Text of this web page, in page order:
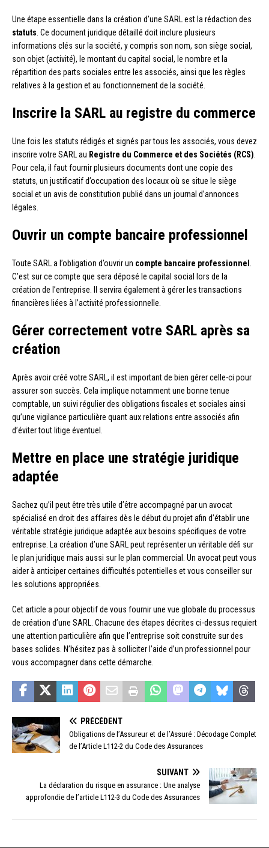
Une étape essentielle dans la création d’une SARL est la rédaction des
statuts . Ce document juridique détaillé doit inclure plusieurs
informations clés sur la société, y compris son nom, son siège social,
son objet (activité), le montant du capital social, le nombre et la
répartition des parts sociales entre les associés, ainsi que les règles
relatives à la gestion et au fonctionnement de la société.
Inscrire la SARL au registre du commerce
Une fois les statuts rédigés et signés par tous les associés, vous devez
inscrire votre SARL au Registre du Commerce et des Sociétés (RCS)
Pour cela, il faut fournir plusieurs documents dont une copie des
statuts, un justificatif d’occupation des locaux où se situe le siège
social et un avis de constitution publié dans un journal d’annonces
légales.
Ouvrir un compte bancaire professionnel
Toute SARL a l’obligation d’ouvrir un compte bancaire professionnel
C’est sur ce compte que sera déposé le capital social lors de la
création de l’entreprise. Il servira également à gérer les transactions
financières liées à l’activité professionnelle.
Gérer correctement votre SARL après sa
création
Après avoir créé votre SARL, il est important de bien gérer celle-ci pour
assurer son succès. Cela implique notamment une bonne tenue
comptable, un suivi régulier des obligations fiscales et sociales ainsi
qu’une vigilance particulière quant aux relations entre associés afin
d’éviter tout litige éventuel.
Mettre en place une stratégie juridique
adaptée
Sachez qu’il peut être très utile d’être accompagné par un avocat
spécialisé en droit des affaires dès le début du projet afin d’établir une
véritable stratégie juridique adaptée aux besoins spécifiques de votre
entreprise. La création d’une SARL peut représenter un véritable défi sur
le plan juridique mais aussi sur le plan commercial. Un avocat peut vous
aider à anticiper certaines difficultés potentielles et vous conseiller sur
les solutions appropriées.
Cet article a pour objectif de vous fournir une vue globale du processus
de création d’une SARL. Chacune des étapes décrites ci-dessus requiert
une attention particulière afin que l’entreprise soit construite sur des
bases solides. N’hésitez pas à solliciter l’aide d’un professionnel pour
vous accompagner dans cette démarche.
PRÉCÉDENT
Obligations de l’Assureur et de l’Assuré : Décodage Complet
de l’Article L112-2 du Code des Assurances
SUIVANT
La déclaration du risque en assurance : Une analyse
approfondie de l’article L112-3 du Code des Assurances